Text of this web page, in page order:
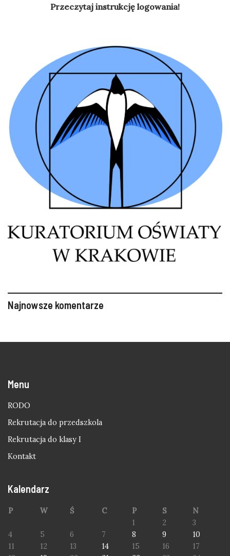
Przeczytaj instrukcję logowania!
Najnowsze komentarze
Menu
RODO
Rekrutacja do przedszkola
Rekrutacja do klasy I
Kontakt
Kalendarz
P W Ś C P S
N
1
2
3
4
5 6 7 8 9
10
11
12 13 14 15 16
17